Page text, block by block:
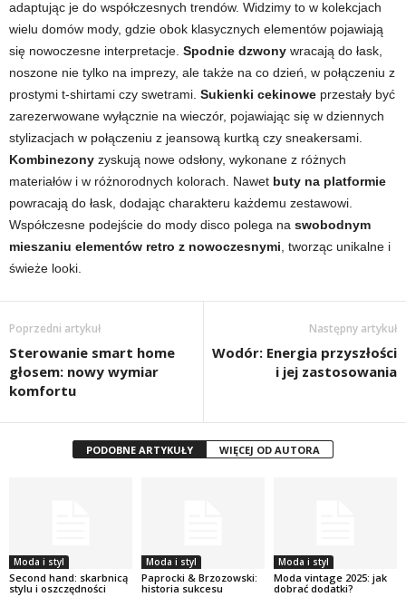
adaptując je do współczesnych trendów. Widzimy to w kolekcjach
wielu domów mody, gdzie obok klasycznych elementów pojawiają
się nowoczesne interpretacje. Spodnie dzwony wracają do łask,
noszone nie tylko na imprezy, ale także na co dzień, w połączeniu z
prostymi t-shirtami czy swetrami. Sukienki cekinowe przestały być
zarezerwowane wyłącznie na wieczór, pojawiając się w dziennych
stylizacjach w połączeniu z jeansową kurtką czy sneakersami.
Kombinezony zyskują nowe odsłony, wykonane z różnych
materiałów i w różnorodnych kolorach. Nawet buty na platformie
powracają do łask, dodając charakteru każdemu zestawowi.
Współczesne podejście do mody disco polega na swobodnym
mieszaniu elementów retro z nowoczesnymi , tworząc unikalne i
świeże looki.
Poprzedni artykuł
Sterowanie smart home
głosem: nowy wymiar
komfortu
Następny artykuł
Wodór: Energia przyszłości
i jej zastosowania
PODOBNE ARTYKUŁY WIĘCEJ OD AUTORA
Moda i styl
Second hand: skarbnicą
stylu i oszczędności
Moda i styl
Paprocki & Brzozowski:
historia sukcesu
Moda i styl
Moda vintage 2025: jak
dobrać dodatki?